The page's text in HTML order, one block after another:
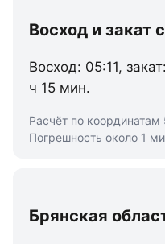
Восход и закат
Восход: 05:11,
ч 15 мин.
Расчёт по
Погрешность около 1
Брянская